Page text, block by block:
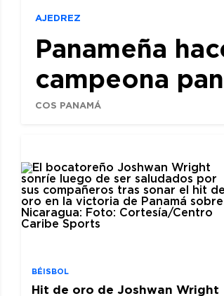
AJEDREZ
Panameña
campeona
COS PANAMÁ
BÉISBOL
Hit de oro de Joshwan Wright